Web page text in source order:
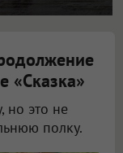
«Сказка»
но это не
полку.